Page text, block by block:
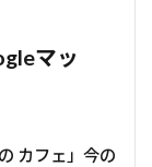
マッ
カフェ」――今の